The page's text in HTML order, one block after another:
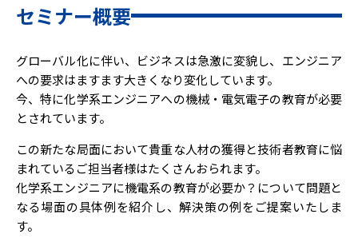
セミナー概要
グローバル化に伴い、ビジネスは急激に変貌し、エンジニア
への要求はますます大きくなり変化しています。
今、特に化学系エンジニアへの機械・電気電子の教育が必要
とされています。
この新たな局面において貴重な人材の獲得と技術者教育に悩
まれているご担当者様はたくさんおられます。
化学系エンジニアに機電系の教育が必要か？について問題と
なる場面の具体例を紹介し、解決策の例をご提案いたしま
す。